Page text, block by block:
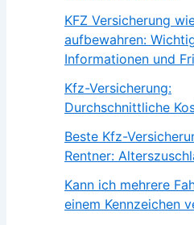
KFZ Versicherung
aufbewahren:
Informationen und
Kfz-Versicherung:
Durchschnittliche
Beste Kfz-
Rentner:
Kann ich mehrere
einem Kennzeichen